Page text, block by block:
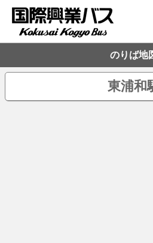
のりば地
東浦和